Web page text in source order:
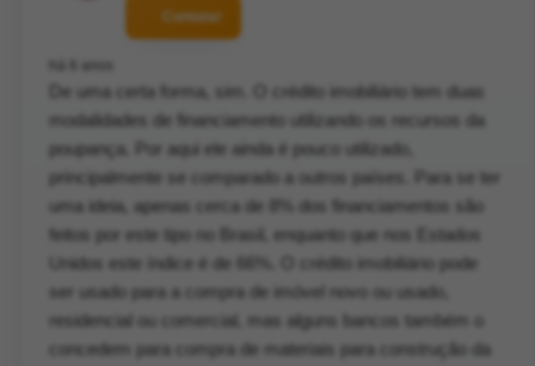
Contatar
De uma certa forma, sim. O crédito imobiliário tem duas
modalidades de financiamento utilizando os recursos da
poupança. Por aqui ele ainda é pouco utilizado,
principalmente se comparado a outros países. Para se ter
uma ideia, apenas cerca de 8% dos financiamentos são
feitos por este tipo no Brasil, enquanto que nos Estados
Unidos este índice é de 66%. O crédito imobiliário pode
ser usado para a compra de imóvel novo ou usado,
residencial ou comercial, mas alguns bancos também o
concedem para compra de materiais para construção da